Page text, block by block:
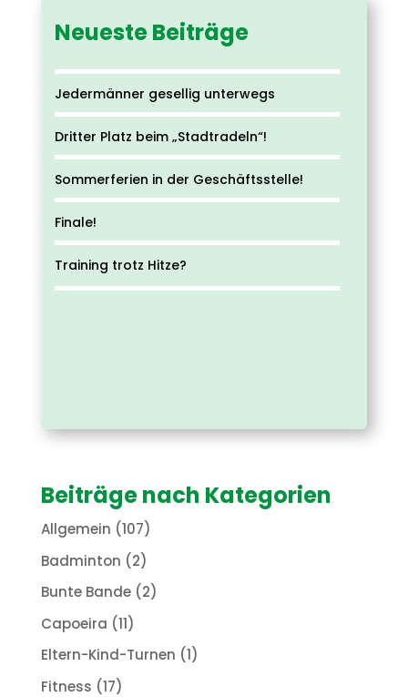
Neueste Beiträge
Jedermänner gesellig unterwegs
Dritter Platz beim „Stadtradeln“!
Sommerferien in der Geschäftsstelle!
Finale!
Training trotz Hitze?
Beiträge nach Kategorien
Allgemein (107)
Badminton (2)
Bunte Bande(2)
Capoeira (11)
Eltern-Kind-Turnen (1)
Fitness (17)